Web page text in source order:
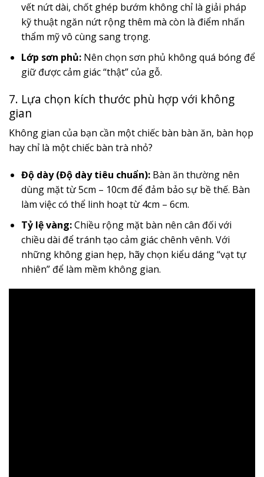
vết nứt dài, chốt ghép bướm không chỉ là giải pháp
kỹ thuật ngăn nứt rộng thêm mà còn là điểm nhấn
thẩm mỹ vô cùng sang trọng.
Lớp sơn phủ:Nên chọn sơn phủ không quá bóng để
giữ được cảm giác “thật” của gỗ.
7. Lựa chọn kích thước phù hợp với không
gian
Không gian của bạn cần một chiếc bàn bàn ăn, bàn họp
hay chỉ là một chiếc bàn trà nhỏ?
Độ dày (Độ dày tiêu chuẩn):Bàn ăn thường nên
dùng mặt từ 5cm – 10cm để đảm bảo sự bề thế. Bàn
làm việc có thể linh hoạt từ 4cm – 6cm.
Tỷ lệ vàng:Chiều rộng mặt bàn nên cân đối với
chiều dài để tránh tạo cảm giác chênh vênh. Với
những không gian hẹp, hãy chọn kiểu dáng “vạt tự
nhiên” để làm mềm không gian.